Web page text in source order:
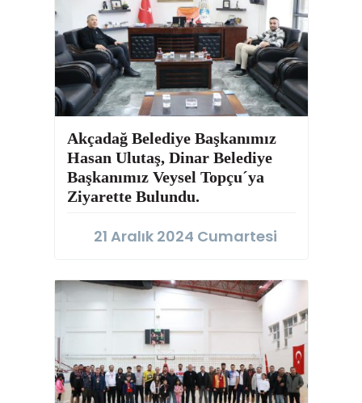
Akçadağ Belediye Başkanımız
Hasan Ulutaş, Dinar Belediye
Başkanımız Veysel Topçu´ya
Ziyarette Bulundu.
21 Aralık 2024 Cumartesi